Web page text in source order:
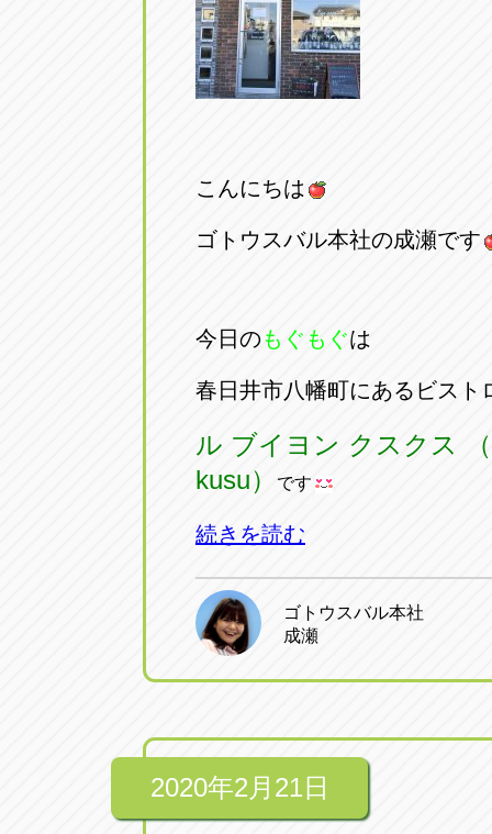
こんにちは
ゴトウスバル本社の成瀬です
今日のもぐもぐは
春日井市八幡町にあるビスト
ル ブイヨン クスクス
kusu）
です
続きを読む
ゴトウスバル本社
成瀬
2020年2月21日